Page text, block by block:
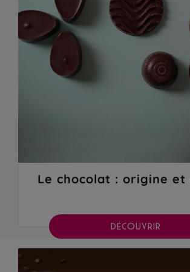
Le chocolat : origine et
DÉCOUVRIR